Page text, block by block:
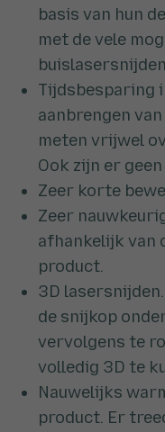
basis van hun
met de vele
Tijdsbesparing
aanbrengen
meten vrijwel
Ook zijn er
Zeer korte
Zeer
afhankelijk van
product.
3D
de snijkop
vervolgens te
volledig 3D te
Nauwelijks
product. Er